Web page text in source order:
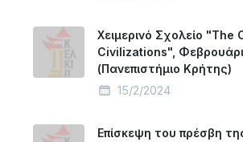
Χειμερινό Σχολείο "The
Civilizations",
(Πανεπιστήμιο Κρήτης)
15/2/2024
Επίσκεψη του πρέσβη